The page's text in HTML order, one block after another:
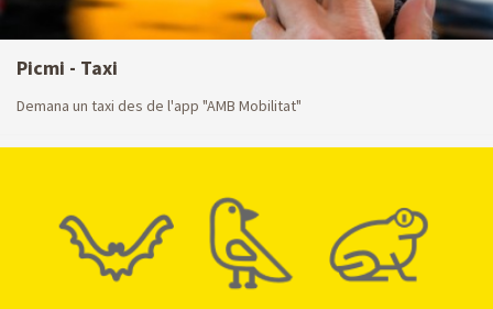
Picmi - Taxi
Demana un taxi des de l'app "AMB Mobilitat"